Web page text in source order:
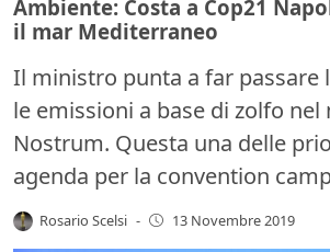
Ambiente: Costa a Cop21
il mar Mediterraneo
Il ministro punta a far passare
le emissioni a base di zolfo nel
Nostrum. Questa una delle
agenda per la convention
Rosario Scelsi - 13 Novembre 2019